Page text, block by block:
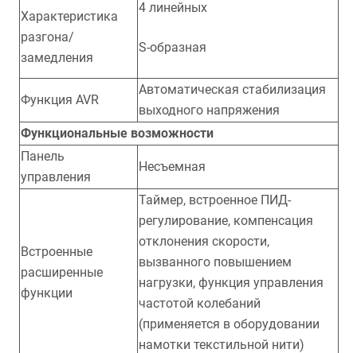
Характеристика
разгона/
замедления
4 линейных
S-образная
Функция AVR
Автоматическая стабилизация
выходного напряжения
Функциональные возможности
Панель
управления
Несъемная
Встроенные
расширенные
функции
Таймер, встроенное ПИД-
регулирование, компенсация
отклонения скорости,
вызванного повышением
нагрузки, функция управления
частотой колебаний
(применяется в оборудовании
намотки текстильной нити)